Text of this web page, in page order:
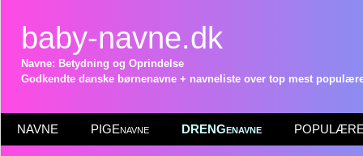
baby-navne.dk
Navne: Betydning og Oprindelse
Godkendte danske børnenavne + navneliste over top mest
NAVNE PIGEnavne DRENGenavne POPULÆRE